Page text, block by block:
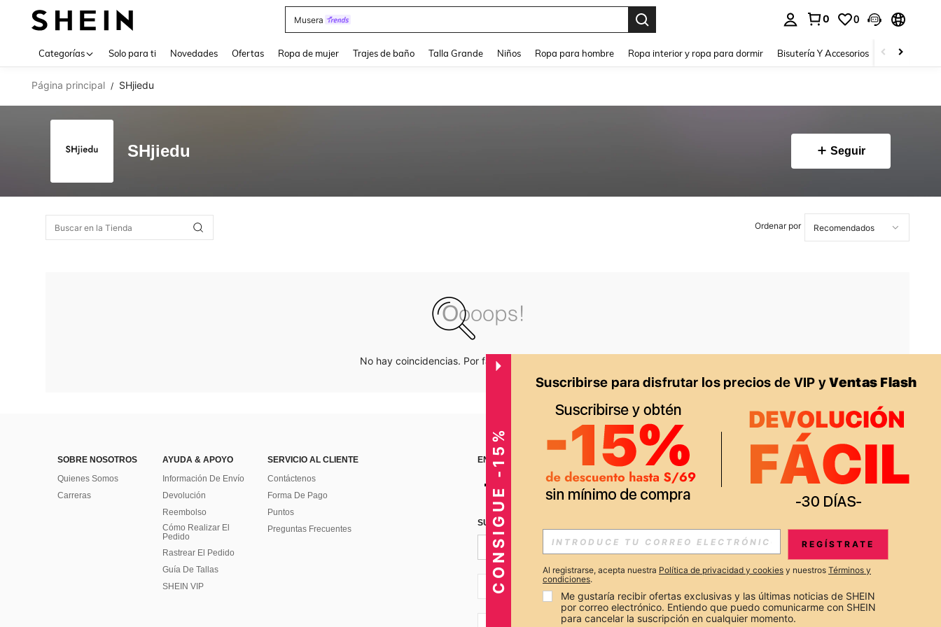
Musera
0 0
Categorías Solo para ti Novedades Ofertas Ropa de mujer Trajes de baño Talla Grande Niños Ropa para hombre Ropa interior y ropa para dormir Bisutería Y Accesorios Zapatos
Página principal / SHjiedu
SHjiedu Seguir
Ordenar por
No hay coincidencias. Por favor inténtalo de nuevo.
SOBRE NOSOTROS
Quienes Somos
Carreras
AYUDA & APOYO
Información De Envío
Devolución
Reembolso
Cómo Realizar El
Pedido
Rastrear El Pedido
Guía De Tallas
SHEIN VIP
SERVICIO AL CLIENTE
Contáctenos
Forma De Pago
Puntos
Preguntas Frecuentes
ENCUÉNTRANOS EN APP
SUSCRÍBETE PARA RECIBIR OFERTAS EXCLUSIVAS, PROMOCIONES Y NOTICIAS DE SHEIN
Suscribir
PE + 51
CONSIGUE -15% REGÍSTRATE
Al registrarse, acepta nuestra Política de privacidad y cookies y nuestros Términos y
condiciones.
Me gustaría recibir ofertas exclusivas y las últimas noticias de SHEIN
por correo electrónico. Entiendo que puedo comunicarme con SHEIN
para cancelar la suscripción en cualquier momento.